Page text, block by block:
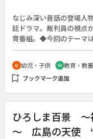
なじみ深い昔話の登場人
廷ドラマ。裁判員の視点
育番組。◆今回のテーマ
煙突から侵入したオオカ
め殺害した。それは、自
のか。それとも用意周到
のか。殺されたオオカミ
crib 幼児・子供 school 教育・教養
bookmark_add ブックマーク追加
ひろしま百景 ～
～ 広島の天使